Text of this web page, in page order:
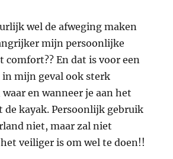
wel de afweging maken
mijn persoonlijke
comfort?? En dat is voor een
in mijn geval ook sterk
en wanneer je aan het
de kayak. Persoonlijk gebruik
niet, maar zal niet
veiliger is om wel te doen!!